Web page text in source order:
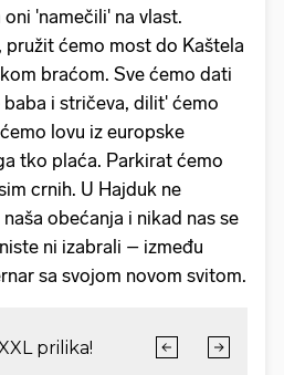
'namečili' na vlast.
ćemo most do Kaštela
braćom. Sve ćemo dati
i stričeva, dilit' ćemo
lovu iz europske
tko plaća. Parkirat ćemo
crnih. U Hajduk ne
obećanja i nikad nas se
ni izabrali – između
sa svojom novom svitom.